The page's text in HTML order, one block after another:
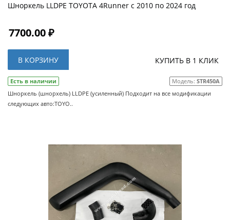
Шноркель LLDPE TOYOTA 4Runner с 2010 по 2024 год
7700.00 ₽
В КОРЗИНУ КУПИТЬ В 1 КЛИК
Есть в наличии Модель: STR450A
Шноркель (шнорхель) LLDPE (усиленный) Подходит на все модификации
следующих авто:TOYO..